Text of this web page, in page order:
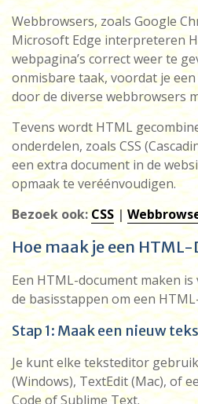
Webbrowsers, zoals Google
Microsoft Edge interpreteren
webpagina’s correct weer te
onmisbare taak, voordat je
door de diverse webbrowsers
Tevens wordt HTML
onderdelen, zoals CSS
een extra document in de
opmaak te veréénvoudigen.
Bezoek ook:CSS |
Hoe maak je een
Een HTML-document maken
de basisstappen om een
Stap 1: Maak een nieuw
Je kunt elke teksteditor
(Windows), TextEdit (Mac), of
Code of Sublime Text.